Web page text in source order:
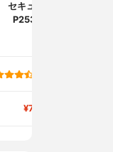
セキュア ネオ
P2534045
¥7,011